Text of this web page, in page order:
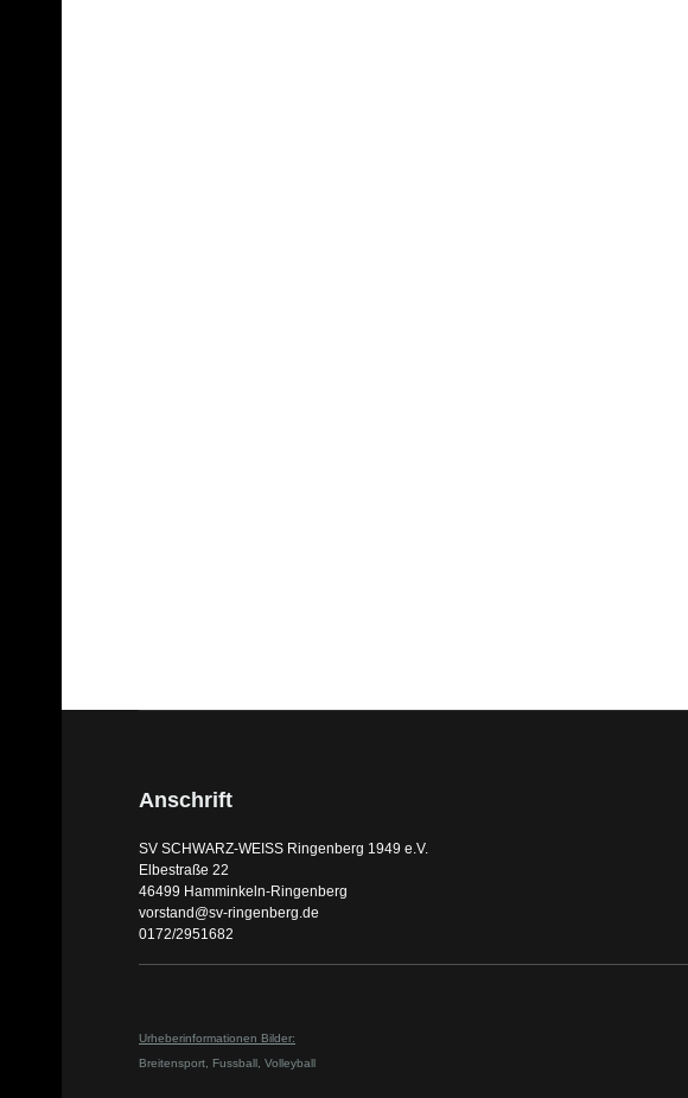
Anschrift
SV SCHWARZ-WEISS Ringenberg 1949 e.V.
Elbestraße 22
46499 Hamminkeln-Ringenberg
vorstand@sv-ringenberg.de
0172/2951682
Urheberinformationen Bilder:
Breitensport, Fussball, Volleyball